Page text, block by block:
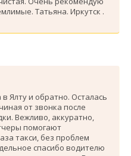
Татьяна. Иркутск .
Ялту и обратно. Осталась
от звонка после
Вежливо, аккуратно,
помогают
такси, без проблем
спасибо водителю